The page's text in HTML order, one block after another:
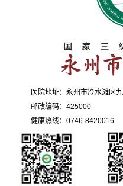
医院地址：永州市冷水滩区
邮政编码：425000
健康热线：0746-8420016